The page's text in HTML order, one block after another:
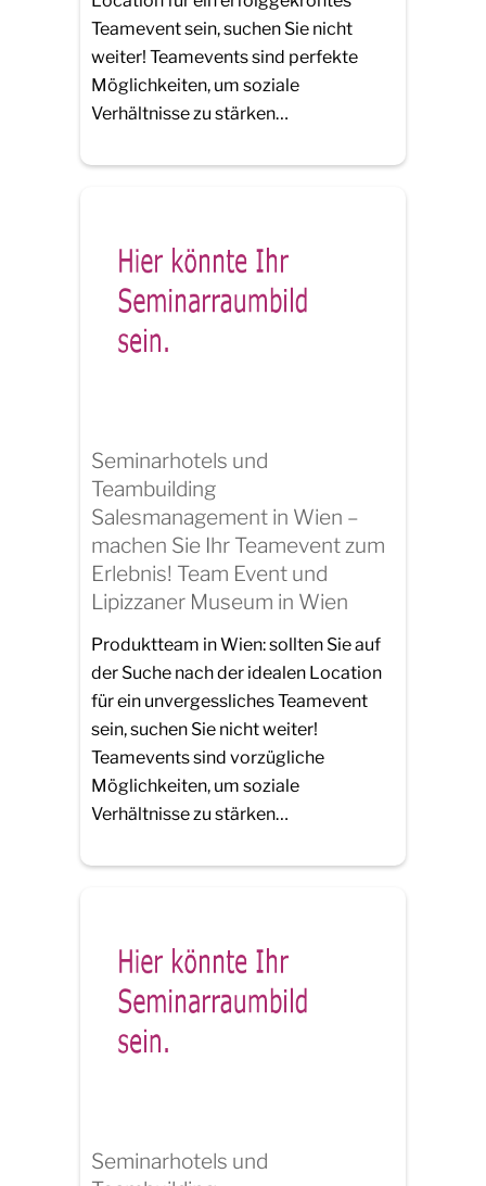
Teamevent sein, suchen Sie nicht
weiter! Teamevents sind perfekte
Möglichkeiten, um soziale
Verhältnisse zu stärken…
Seminarhotels und
Teambuilding
Salesmanagement in Wien –
machen Sie Ihr Teamevent zum
Erlebnis! Team Event und
Lipizzaner Museum in Wien
Produktteam in Wien: sollten Sie auf
der Suche nach der idealen Location
für ein unvergessliches Teamevent
sein, suchen Sie nicht weiter!
Teamevents sind vorzügliche
Möglichkeiten, um soziale
Verhältnisse zu stärken…
Seminarhotels und